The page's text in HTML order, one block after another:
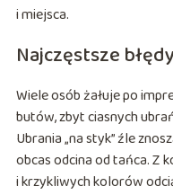
i miejsca.
Najczęstsze błędy
Wiele osób żałuje po
butów, zbyt ciasnych
Ubrania „na styk” źle
obcas odcina od tańca. Z
i krzykliwych kolorów